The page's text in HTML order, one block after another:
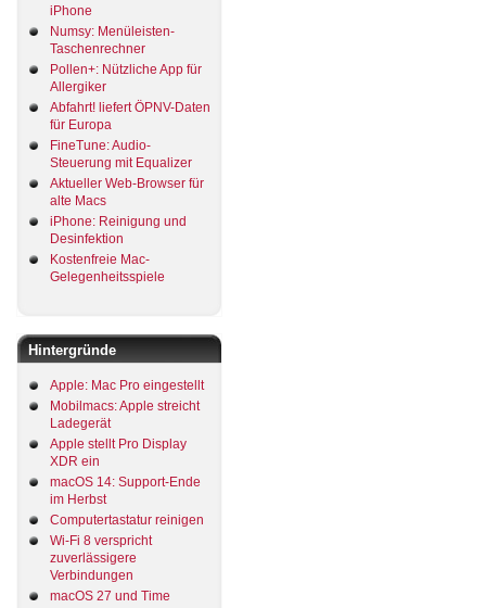
iPhone
Numsy: Menüleisten-
Taschenrechner
Pollen+: Nützliche App für
Allergiker
Abfahrt! liefert ÖPNV-Daten
für Europa
FineTune: Audio-
Steuerung mit Equalizer
Aktueller Web-Browser für
alte Macs
iPhone: Reinigung und
Desinfektion
Kostenfreie Mac-
Gelegenheitsspiele
Hintergründe
Apple: Mac Pro eingestellt
Mobilmacs: Apple streicht
Ladegerät
Apple stellt Pro Display
XDR ein
macOS 14: Support-Ende
im Herbst
Computertastatur reinigen
Wi-Fi 8 verspricht
zuverlässigere
Verbindungen
macOS 27 und Time